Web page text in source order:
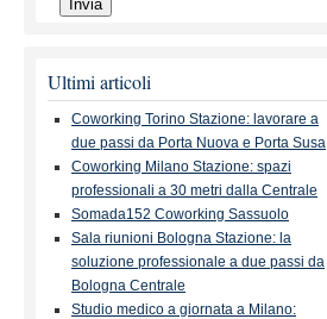
Ultimi articoli
Coworking Torino Stazione: lavorare a
due passi da Porta Nuova e Porta Susa
Coworking Milano Stazione: spazi
professionali a 30 metri dalla Centrale
Somada152 Coworking Sassuolo
Sala riunioni Bologna Stazione: la
soluzione professionale a due passi da
Bologna Centrale
Studio medico a giornata a Milano: